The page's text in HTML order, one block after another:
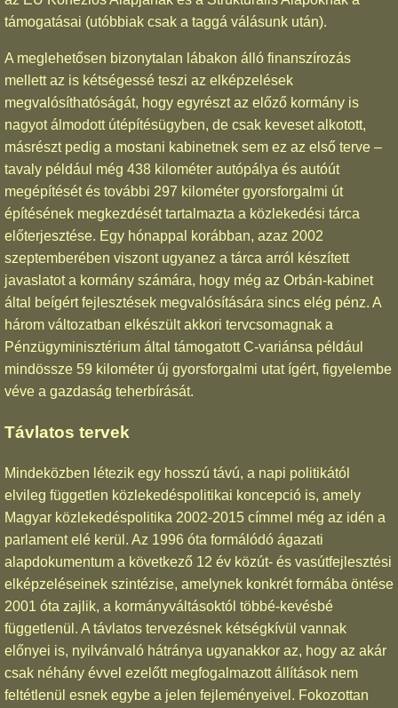
támogatásai (utóbbiak csak a taggá válásunk után).
A meglehetősen bizonytalan lábakon álló finanszírozás
mellett az is kétségessé teszi az elképzelések
megvalósíthatóságát, hogy egyrészt az előző kormány is
nagyot álmodott útépítésügyben, de csak keveset alkotott,
másrészt pedig a mostani kabinetnek sem ez az első terve –
tavaly például még 438 kilométer autópálya és autóút
megépítését és további 297 kilométer gyorsforgalmi út
építésének megkezdését tartalmazta a közlekedési tárca
előterjesztése. Egy hónappal korábban, azaz 2002
szeptemberében viszont ugyanez a tárca arról készített
javaslatot a kormány számára, hogy még az Orbán-kabinet
által beígért fejlesztések megvalósítására sincs elég pénz. A
három változatban elkészült akkori tervcsomagnak a
Pénzügyminisztérium által támogatott C-variánsa például
mindössze 59 kilométer új gyorsforgalmi utat ígért, figyelembe
véve a gazdaság teherbírását.
Távlatos tervek
Mindeközben létezik egy hosszú távú, a napi politikától
elvileg független közlekedéspolitikai koncepció is, amely
Magyar közlekedéspolitika 2002-2015 címmel még az idén a
parlament elé kerül. Az 1996 óta formálódó ágazati
alapdokumentum a következő 12 év közút- és vasútfejlesztési
elképzeléseinek szintézise, amelynek konkrét formába öntése
2001 óta zajlik, a kormányváltásoktól többé-kevésbé
függetlenül. A távlatos tervezésnek kétségkívül vannak
előnyei is, nyilvánvaló hátránya ugyanakkor az, hogy az akár
csak néhány évvel ezelőtt megfogalmazott állítások nem
feltétlenül esnek egybe a jelen fejleményeivel. Fokozottan